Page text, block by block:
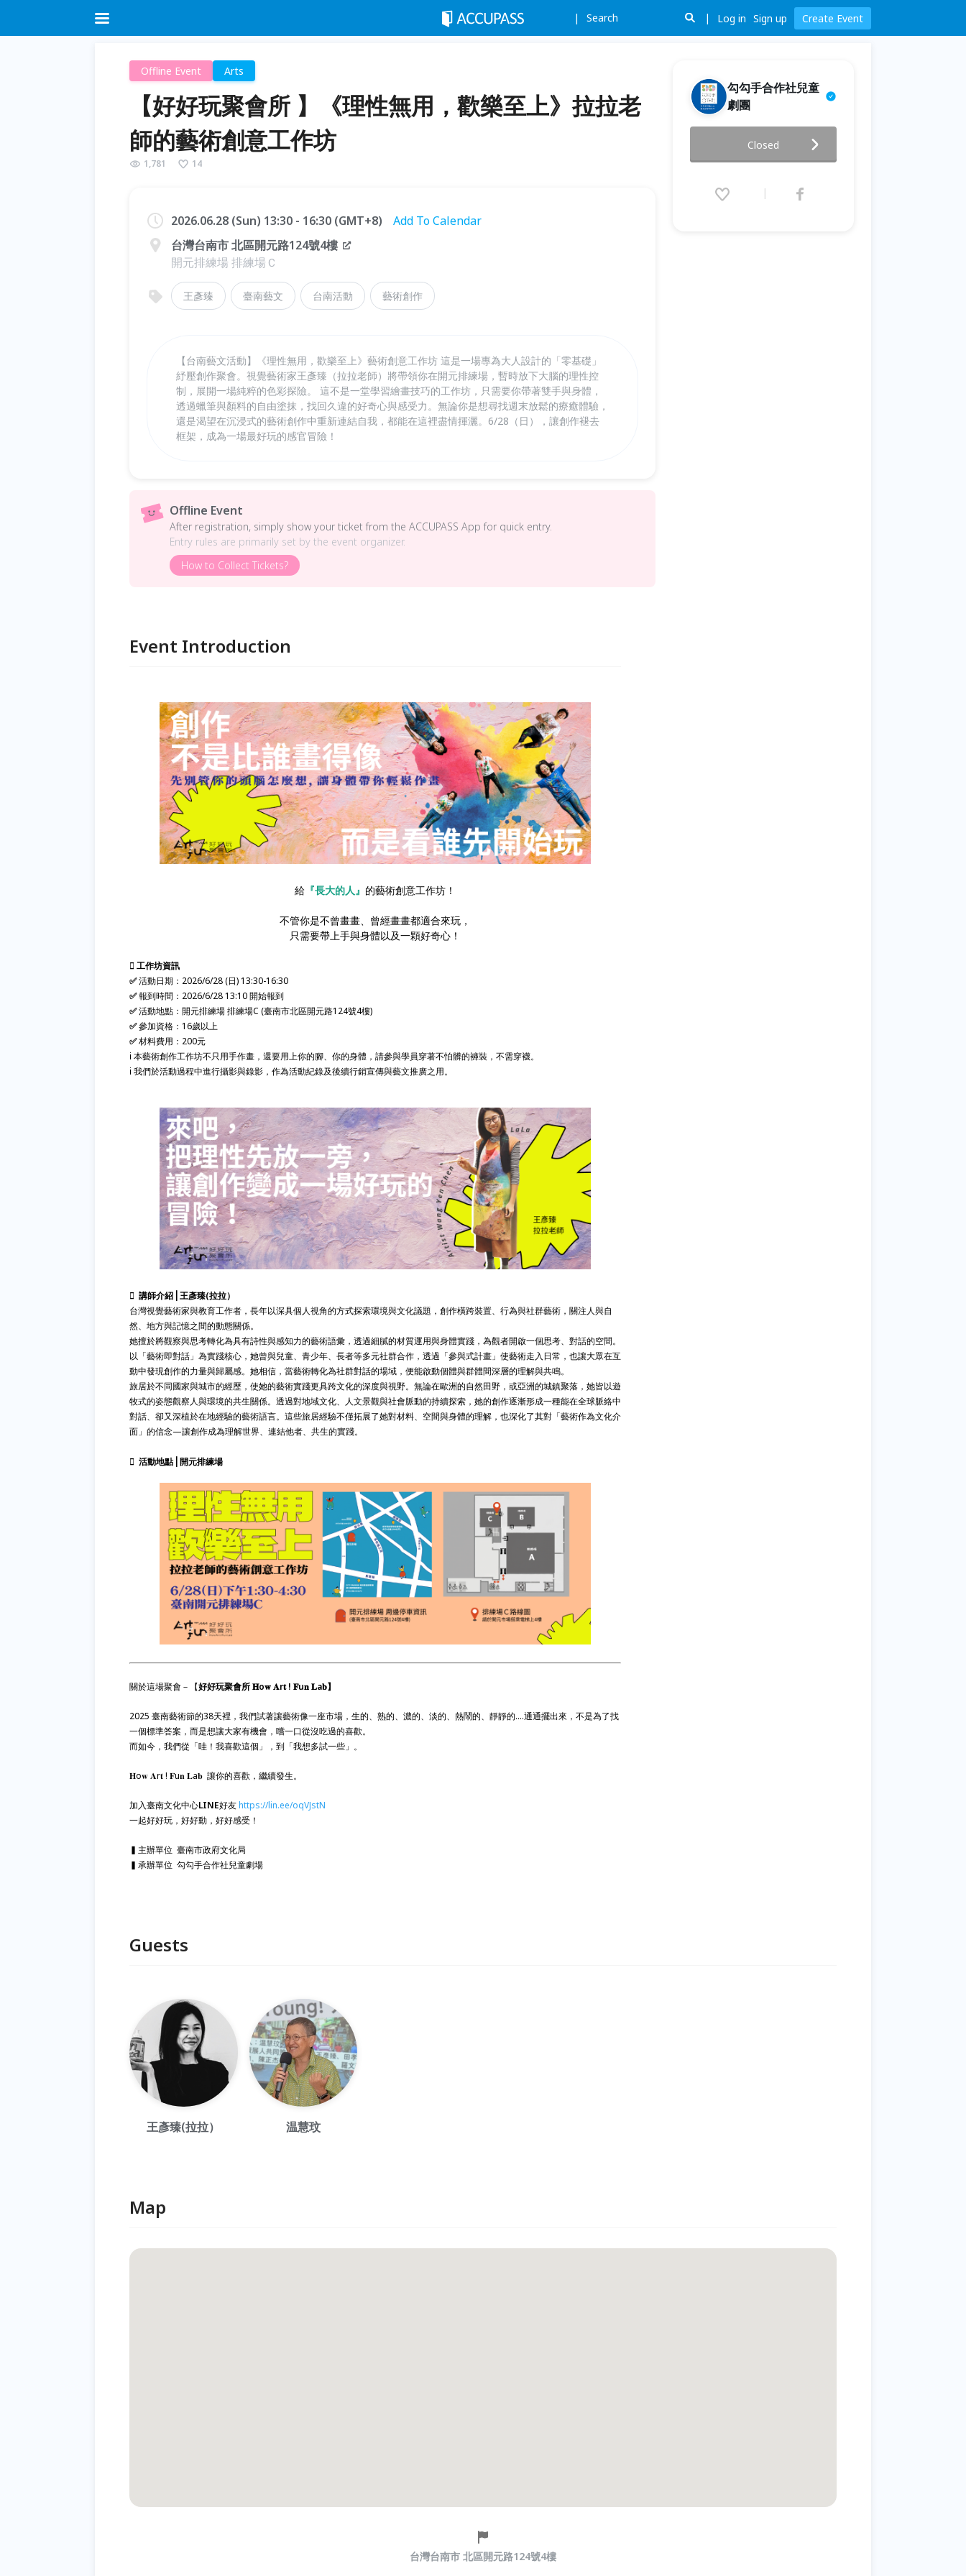
Search Log in Sign up Create Event
Offline Event Arts
【好好玩聚會所 】《理性無用，歡樂至上》拉拉老
師的藝術創意工作坊
1,781 14
2026.06.28 (Sun) 13:30 - 16:30 (GMT+8)
Add To Calendar
台灣台南市 北區開元路124號4樓
開元排練場 排練場Ｃ
王彥臻 臺南藝文 台南活動 藝術創作
【台南藝文活動】《理性無用，歡樂至上》藝術創意工作坊 這是一場專為大人設計的「零基礎」
紓壓創作聚會。視覺藝術家王彥臻（拉拉老師）將帶領你在開元排練場，暫時放下大腦的理性控
制，展開一場純粹的色彩探險。 這不是一堂學習繪畫技巧的工作坊，只需要你帶著雙手與身體，
透過蠟筆與顏料的自由塗抹，找回久違的好奇心與感受力。無論你是想尋找週末放鬆的療癒體驗，
還是渴望在沉浸式的藝術創作中重新連結自我，都能在這裡盡情揮灑。6/28（日），讓創作褪去
框架，成為一場最好玩的感官冒險！
Offline Event
After registration, simply show your ticket from the ACCUPASS App for quick entry.
Entry rules are primarily set by the event organizer.
How to Collect Tickets?
Event Introduction
給 『長大的人』 的藝術創意工作坊！
不管你是不曾畫畫、曾經畫畫都適合來玩，
只需要帶上手與身體以及一顆好奇心！
🫟 工作坊資訊
✅活動日期：2026/6/28 (日) 13:30-16:30
✅報到時間：2026/6/28 13:10 開始報到
✅活動地點：開元排練場 排練場C (臺南市北區開元路124號4樓)
✅參加資格：16歲以上
✅材料費用：200元
ℹ️ 本藝術創作工作坊不只用手作畫，還要用上你的腳、你的身體，請參與學員穿著不怕髒的褲裝，不需穿襪。
ℹ️ 我們於活動過程中進行攝影與錄影，作為活動紀錄及後續行銷宣傳與藝文推廣之用。
🫟 講師介紹⎪王彥臻(拉拉）
台灣視覺藝術家與教育工作者，長年以深具個人視角的方式探索環境與文化議題，創作橫跨裝置、行為與社群藝術，關注人與自
然、地方與記憶之間的動態關係。
她擅於將觀察與思考轉化為具有詩性與感知力的藝術語彙，透過細膩的材質運用與身體實踐，為觀者開啟一個思考、對話的空間。
以「藝術即對話」為實踐核心，她曾與兒童、青少年、長者等多元社群合作，透過「參與式計畫」使藝術走入日常，也讓大眾在互
動中發現創作的力量與歸屬感。她相信，當藝術轉化為社群對話的場域，便能啟動個體與群體間深層的理解與共鳴。
旅居於不同國家與城市的經歷，使她的藝術實踐更具跨文化的深度與視野。無論在歐洲的自然田野，或亞洲的城鎮聚落，她皆以遊
牧式的姿態觀察人與環境的共生關係。透過對地域文化、人文景觀與社會脈動的持續探索，她的創作逐漸形成一種能在全球脈絡中
對話、卻又深植於在地經驗的藝術語言。這些旅居經驗不僅拓展了她對材料、空間與身體的理解，也深化了其對「藝術作為文化介
面」的信念—讓創作成為理解世界、連結他者、共生的實踐。
🫟 活動地點⎪開元排練場
關於這場聚會－【好好玩聚會所 𝐇o𝐰 𝐀r𝐭 ! 𝐅u𝐧 𝐋a𝐛】
2025 臺南藝術節的38天裡，我們試著讓藝術像一座市場，生的、熟的、濃的、淡的、熱鬧的、靜靜的....通通擺出來，不是為了找
一個標準答案，而是想讓大家有機會，嚐一口從沒吃過的喜歡。
而如今，我們從「哇！我喜歡這個」，到「我想多試一些」。
𝐇o𝐰 𝐀r𝐭 ! 𝐅u𝐧 𝐋a𝐛 讓你的喜歡，繼續發生。
加入臺南文化中心LINE好友https://lin.ee/oqVJstN
一起好好玩，好好動，好好感受！
▍主辦單位 臺南市政府文化局
▍承辦單位 勾勾手合作社兒童劇場
勾勾手合作社兒童
劇團
歡樂至上》拉拉老師的藝術創意
工作坊
(GMT+8)
Closed
Guests
王彥臻(拉拉） 温慧玟
Map
台灣台南市 北區開元路124號4樓